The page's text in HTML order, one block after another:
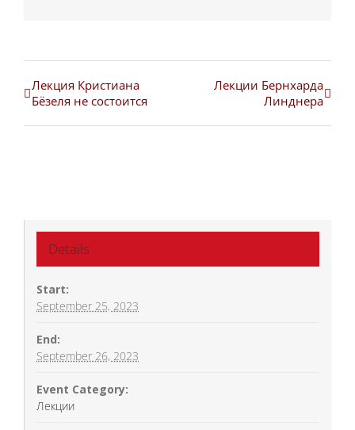
Лекция Кристиана
Бёзеля не состоится
Лекции Бернхарда
Линднера
Details
Start:
September 25, 2023
End:
September 26, 2023
Event Category:
Лекции